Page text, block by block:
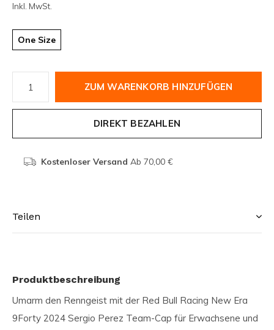
Inkl. MwSt.
One Size
ZUM WARENKORB HINZUFÜGEN
DIREKT BEZAHLEN
Kostenloser Versand Ab 70,00 €
Teilen
Produktbeschreibung
Umarm den Renngeist mit der Red Bull Racing New Era
9Forty 2024 Sergio Perez Team-Cap für Erwachsene und